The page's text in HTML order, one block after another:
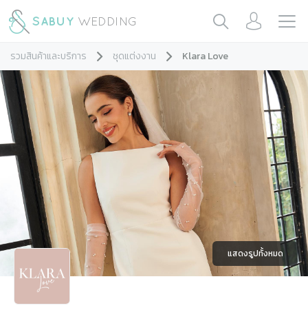
รวมสินค้าและบริการ ชุดแต่งงาน Klara Love
แสดงรูปทั้งหมด